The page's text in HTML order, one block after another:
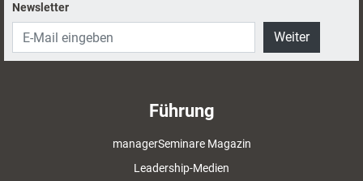
Newsletter
Weiter
Führung
managerSeminare Magazin
Leadership-Medien